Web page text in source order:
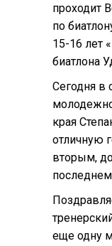
проходит
по
15-16 лет
биатлона
Сегодня в
края
отличную
вторым,
еще одну